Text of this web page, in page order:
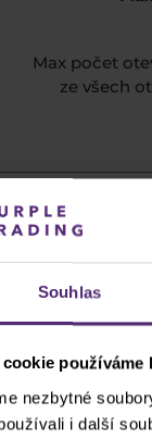
Souhlas
nezbytné
i další
Max počet
ze všech